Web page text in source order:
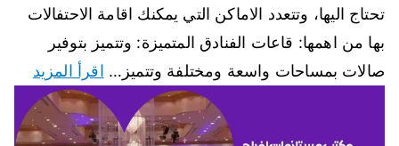
تحتاج اليها، وتتعدد الاماكن التي يمكنك اقامة الاحتفالات
بها من اهمها: قاعات الفنادق المتميزة: وتتميز بتوفير
صالات بمساحات واسعة ومختلفة وتتميز… اقرأ المزيد